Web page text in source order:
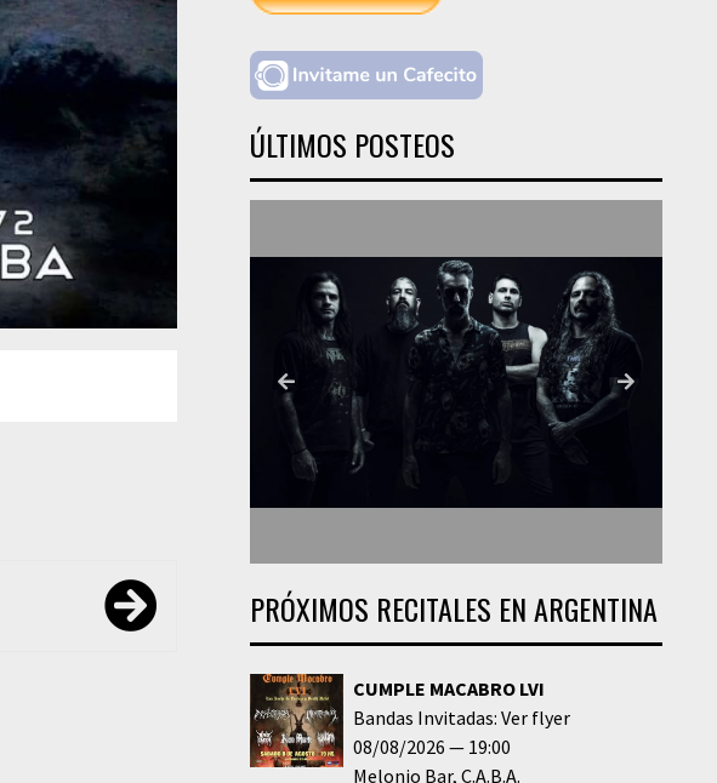
ÚLTIMOS POSTEOS
PRÓXIMOS RECITALES EN ARGENTINA
CUMPLE MACABRO LVI
Bandas Invitadas: Ver flyer
08/08/2026
19:00
Melonio Bar C.A.B.A.